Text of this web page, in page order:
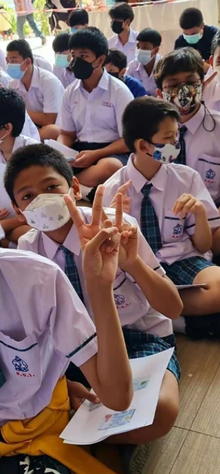
ขอแสดงความยินดีและร่วมเป็น
กำลังใจ ช่วยเชียร์นักเรียนคนเก่ง
ของเรา